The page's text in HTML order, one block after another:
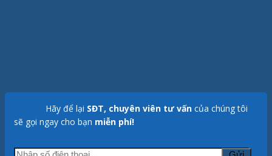
Hãy để lại SĐT, chuyên viên tư vấn của chúng tôi
sẽ gọi ngay cho bạn miễn phí!